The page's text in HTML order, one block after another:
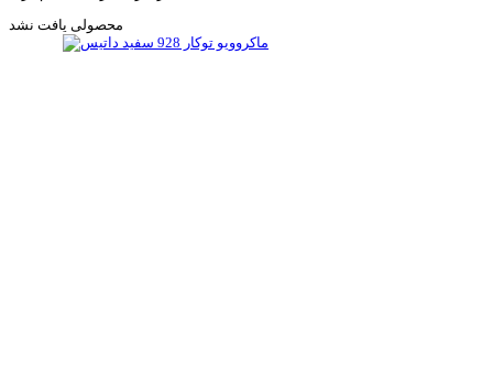
محصولی یافت نشد